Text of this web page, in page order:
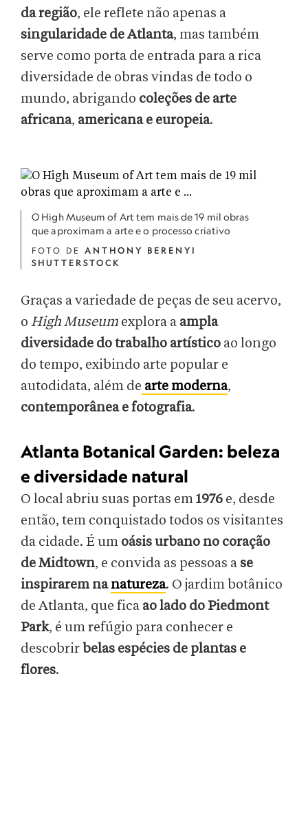
da região, ele reflete não apenas a
singularidade de Atlanta, mas também
serve como porta de entrada para a rica
diversidade de obras vindas de todo o
mundo, abrigando coleções de arte
africana, americana e europeia.
O High Museum of Art tem mais de 19 mil obras
que aproximam a arte e o processo criativo
FOTO DE ANTHONY BERENYI
SHUTTERSTOCK
Graças a variedade de peças de seu acervo,
o High Museum explora a ampla
diversidade do trabalho artístico ao longo
do tempo, exibindo arte popular e
autodidata, além de arte moderna,
contemporânea e fotografia.
Atlanta Botanical Garden: beleza
e diversidade natural
O local abriu suas portas em1976 e, desde
então, tem conquistado todos os visitantes
da cidade. É um oásis urbano no coração
de Midtown, e convida as pessoas a se
inspirarem nanatureza. O jardim botânico
de Atlanta, que fica ao lado do Piedmont
Park, é um refúgio para conhecer e
descobrir belas espécies de plantas e
flores.